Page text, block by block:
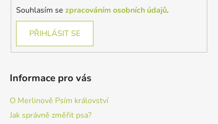
Souhlasím se zpracováním osobních údajů.
PŘIHLÁSIT SE
Informace pro vás
O Merlinově Psím království
Jak správně změřit psa?